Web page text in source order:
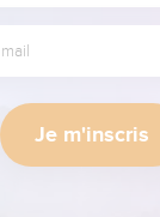
Je m'inscris